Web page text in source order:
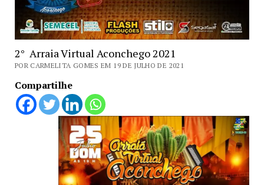
2° Arraia Virtual Aconchego 2021
POR CARMELITA GOMES EM 19 DE JULHO DE 2021
Compartilhe